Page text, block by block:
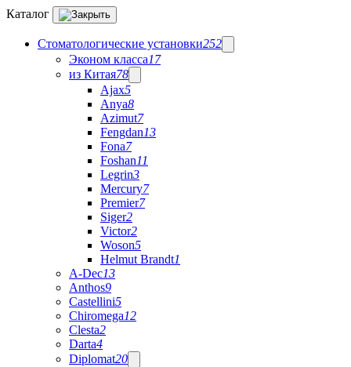
Каталог
Стоматологические установки252
Эконом класса17
из Китая78
Ajax5
Anya8
Azimut7
Fengdan13
Fona7
Foshan11
Legrin3
Mercury7
Premier7
Siger2
Victor2
Woson5
Helmut Brandt1
A-Dec13
Anthos9
Castellini5
Chiromega12
Clesta2
Darta4
Diplomat20